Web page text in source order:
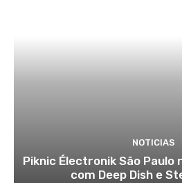
NOTICIAS
Piknic Électronik São Paulo
com Deep Dish e